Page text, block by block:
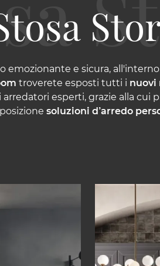
emozionante e sicura,
troverete esposti tutti i nuovi
esperti, grazie alla cui
soluzioni d’arredo